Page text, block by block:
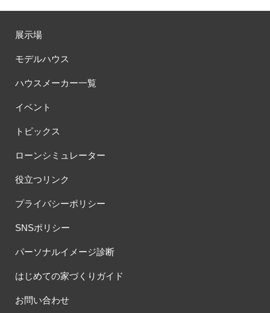
展示場
モデルハウス
ハウスメーカー一覧
イベント
トピックス
ローンシミュレーター
役立つリンク
プライバシーポリシー
SNSポリシー
パーソナルイメージ診断
はじめての家づくりガイド
お問い合わせ